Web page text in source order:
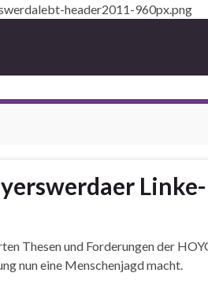
Thesen und Forderungen der
nun eine Menschenjagd macht.